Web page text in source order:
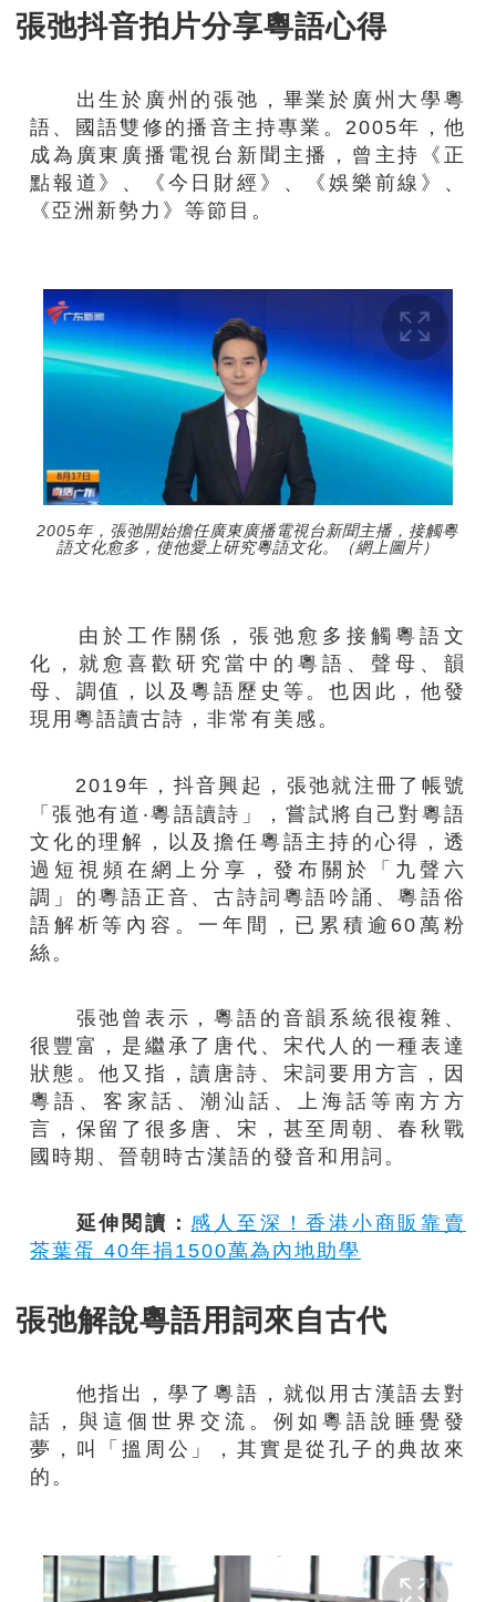
張弛抖音拍片分享粵語心得
出生於廣州的張弛，畢業於廣州大學粵
語、國語雙修的播音主持專業。2005年，他
成為廣東廣播電視台新聞主播，曾主持《正
點報道》、《今日財經》、《娛樂前線》、
《亞洲新勢力》等節目。
2005年，張弛開始擔任廣東廣播電視台新聞主播，接觸粵
語文化愈多，使他愛上研究粵語文化。（網上圖片）
由於工作關係，張弛愈多接觸粵語文
化，就愈喜歡研究當中的粵語、聲母、韻
母、調值，以及粵語歷史等。也因此，他發
現用粵語讀古詩，非常有美感。
2019年，抖音興起，張弛就注冊了帳號
「張弛有道‧粵語讀詩」，嘗試將自己對粵語
文化的理解，以及擔任粵語主持的心得，透
過短視頻在網上分享，發布關於「九聲六
調」的粵語正音、古詩詞粵語吟誦、粵語俗
語解析等內容。一年間，已累積逾60萬粉
絲。
張弛曾表示，粵語的音韻系統很複雜、
很豐富，是繼承了唐代、宋代人的一種表達
狀態。他又指，讀唐詩、宋詞要用方言，因
粵語、客家話、潮汕話、上海話等南方方
言，保留了很多唐、宋，甚至周朝、春秋戰
國時期、晉朝時古漢語的發音和用詞。
延伸閱讀： 感人至深！香港小商販靠賣
茶葉蛋 40年捐1500萬為內地助學
張弛解說粵語用詞來自古代
他指出，學了粵語，就似用古漢語去對
話，與這個世界交流。例如粵語說睡覺發
夢，叫「搵周公」，其實是從孔子的典故來
的。